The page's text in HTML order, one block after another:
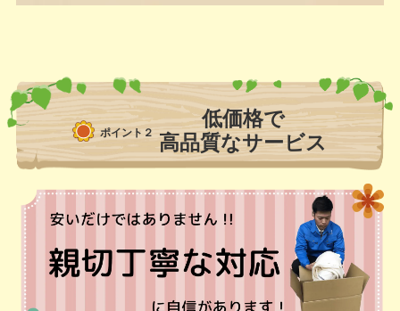
ポイント２
低価格で
高品質なサービス